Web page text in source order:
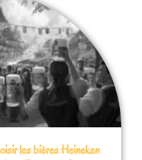
les bières Heineken